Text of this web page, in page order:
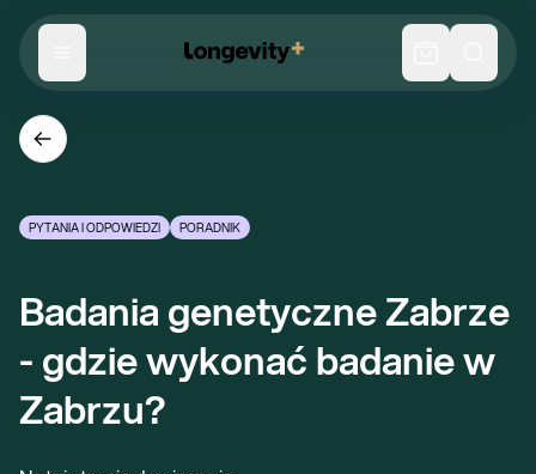
PYTANIA I ODPOWIEDZI PORADNIK
Badania genetyczne Zabrze
- gdzie wykonać badanie w
Zabrzu?